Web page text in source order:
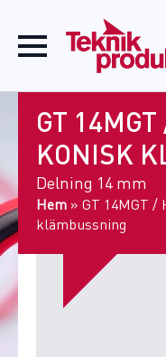
GT
KONISK
Delning 14 mm
Hem » GT 14MGT /
klämbussning